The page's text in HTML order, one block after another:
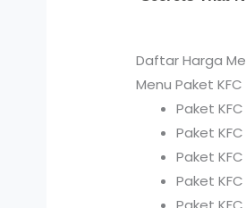
Daftar Harga
Menu Paket
Paket
Paket
Paket
Paket